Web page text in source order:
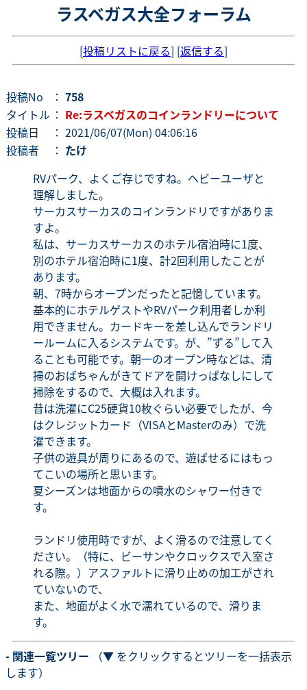
ラスベガス大全フォーラム
[投稿リストに戻る] [返信する]
投稿No ： 758
タイトル ： Re:ラスベガスのコインランドリーについて
投稿日
： 2021/06/07(Mon) 04:06:16
投稿者
： たけ
RVパーク、よくご存じですね。ヘビーユーザと
理解しました。
サーカスサーカスのコインランドリですがありま
すよ。
私は、サーカスサーカスのホテル宿泊時に1度、
別のホテル宿泊時に1度、計2回利用したことが
あります。
朝、7時からオープンだったと記憶しています。
基本的にホテルゲストやRVパーク利用者しか利
用できません。カードキーを差し込んでランドリ
ールームに入るシステムです。が、”ずる”して入
ることも可能です。朝一のオープン時などは、清
掃のおばちゃんがきてドアを開けっぱなしにして
掃除をするので、大概は入れます。
昔は洗濯にC25硬貨10枚ぐらい必要でしたが、今
はクレジットカード（VISAとMasterのみ）で洗
濯できます。
子供の遊具が周りにあるので、遊ばせるにはもっ
てこいの場所と思います。
夏シーズンは地面からの噴水のシャワー付きで
す。
ランドリ使用時ですが、よく滑るので注意してく
ださい。（特に、ビーサンやクロックスで入室さ
れる際。）アスファルトに滑り止めの加工がされ
ていないので、
また、地面がよく水で濡れているので、滑りま
す。
- 関連一覧ツリー （▼ をクリックするとツリーを一括表示
します）